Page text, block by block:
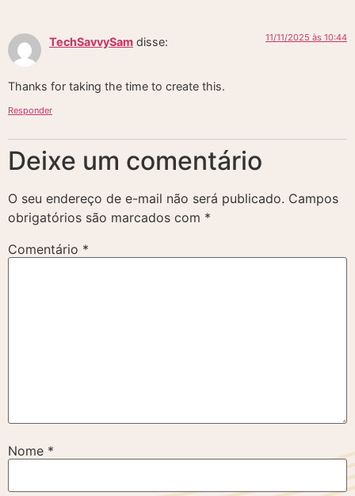
TechSavvySam disse: 11/11/2025 às 10:44
Thanks for taking the time to create this.
Responder
Deixe um comentário
O seu endereço de e-mail não será publicado. Campos
obrigatórios são marcados com *
Comentário *
Nome *